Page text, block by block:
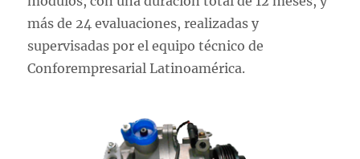
más de 24 evaluaciones, realizadas y
supervisadas por el equipo técnico de
Conforempresarial Latinoamérica.